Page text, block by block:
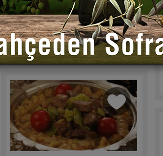
Et ve patlıcanın uyumu nefis.
Hazırlama 45 dakika
4 Kişilik